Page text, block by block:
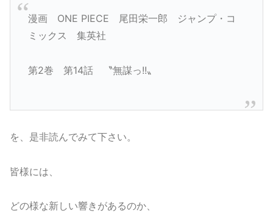
漫画 ONE PIECE 尾田栄一郎 ジャンプ・コ
ミックス 集英社
第2巻 第14話 〝無謀っ!!〟
を、是非読んでみて下さい。
皆様には、
どの様な新しい響きがあるのか、